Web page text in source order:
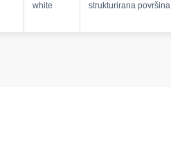
white strukturirana površina